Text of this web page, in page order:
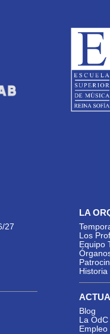
27
LA
Los
Equipo
Historia
Blog
La
Empleo